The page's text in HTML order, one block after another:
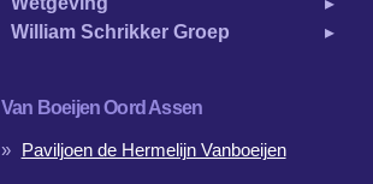
William Schrikker Groep
Van Boeijen Oord Assen
Paviljoen de Hermelijn Vanboeijen